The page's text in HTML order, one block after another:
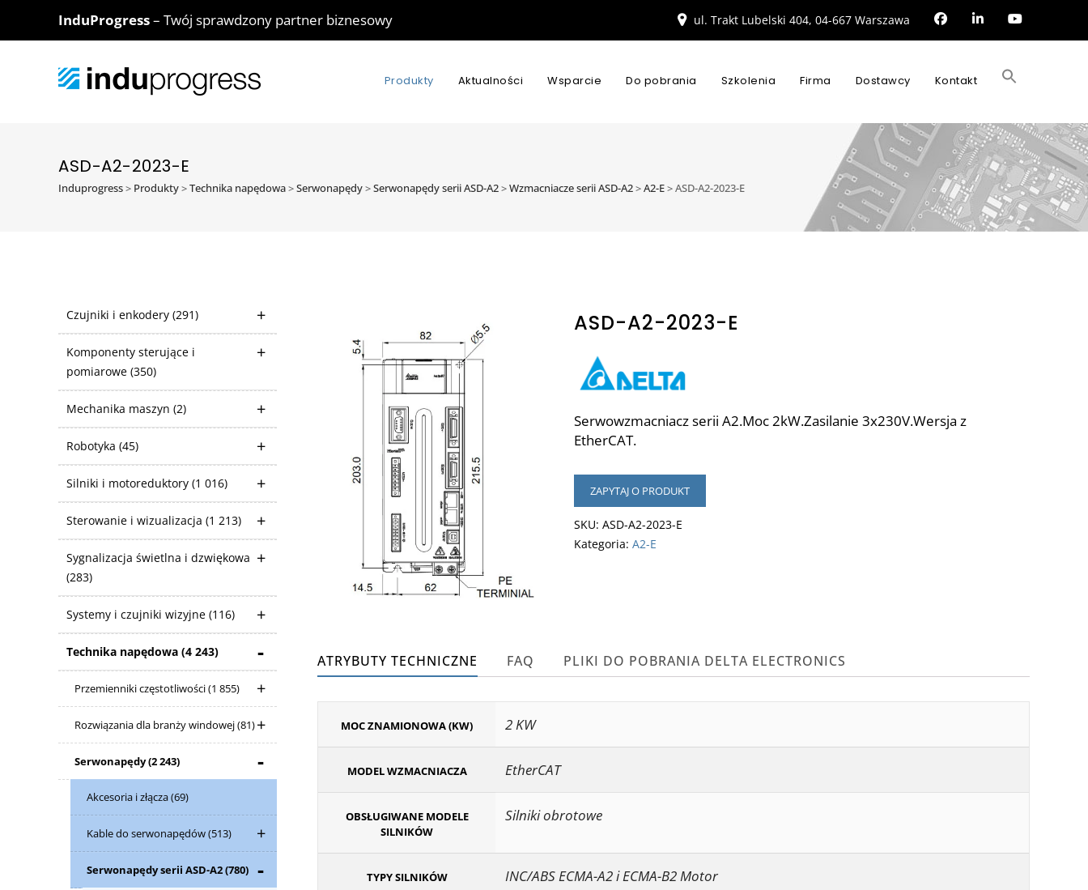
InduProgress– Twój sprawdzony partner biznesowy ul. Trakt Lubelski 404, 04-667 Warszawa
Produkty Aktualności Wsparcie Do pobrania Szkolenia Firma Dostawcy Kontakt
ASD-A2-2023-E
Induprogress> Produkty>Technika napędowa>Serwonapędy>Serwonapędy serii ASD-A2>Wzmacniacze serii ASD-A2>A2-E>ASD-A2-2023-E
Czujniki i enkodery (291)
Komponenty sterujące i
pomiarowe (350)
Mechanika maszyn (2)
Robotyka (45)
Silniki i motoreduktory (1 016)
Sterowanie i wizualizacja (1 213)
Sygnalizacja świetlna i dzwiękowa
(283)
Systemy i czujniki wizyjne (116)
Technika napędowa (4 243)
Przemienniki częstotliwości(1 855)
Rozwiązania dla branży windowej(81)
Serwonapędy(2 243)
Akcesoria i złącza(69)
Kable do serwonapędów(513)
Serwonapędy serii ASD-A2(780)
ASD-A2-2023-E
Serwowzmacniacz serii A2.Moc 2kW.Zasilanie 3x230V.Wersja z
EtherCAT.
ZAPYTAJ O PRODUKT
SKU: ASD-A2-2023-E
Kategoria: A2-E
ATRYBUTY TECHNICZNE FAQ PLIKI DO POBRANIA DELTA ELECTRONICS
MOC ZNAMIONOWA (KW) 2 KW
MODEL WZMACNIACZA EtherCAT
OBSŁUGIWANE MODELE
SILNIKÓW
Silniki obrotowe
TYPY SILNIKÓW INC/ABS ECMA-A2 i ECMA-B2 Motor